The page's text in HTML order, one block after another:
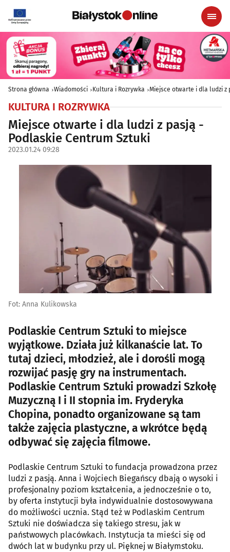
Strona główna Wiadomości Kultura i Rozrywka Miejsce otwarte i dla ludzi z
KULTURA I ROZRYWKA
Miejsce otwarte i dla ludzi z pasją -
Podlaskie Centrum Sztuki
2023.01.24 09:28
Fot: Anna Kulikowska
Podlaskie Centrum Sztuki to miejsce
wyjątkowe. Działa już kilkanaście lat. To
tutaj dzieci, młodzież, ale i dorośli mogą
rozwijać pasję gry na instrumentach.
Podlaskie Centrum Sztuki prowadzi Szkołę
Muzyczną I i II stopnia im. Fryderyka
Chopina, ponadto organizowane są tam
także zajęcia plastyczne, a wkrótce będą
odbywać się zajęcia filmowe.
Podlaskie Centrum Sztuki to fundacja prowadzona przez
ludzi z pasją. Anna i Wojciech Biegańscy dbają o wysoki i
profesjonalny poziom kształcenia, a jednocześnie o to,
by oferta instytucji była indywidualnie dostosowywana
do możliwości ucznia. Stąd też w Podlaskim Centrum
Sztuki nie doświadcza się takiego stresu, jak w
państwowych placówkach. Instytucja ta mieści się od
dwóch lat w budynku przy ul. Pięknej w Białymstoku.